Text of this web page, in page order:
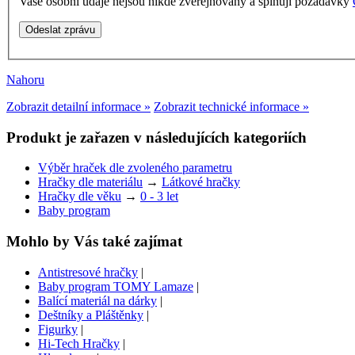
Nahoru
Zobrazit detailní informace » Zobrazit technické informace »
Produkt je zařazen v následujících kategoriích
Výběr hraček dle zvoleného parametru
Hračky dle materiálu → Látkové hračky
Hračky dle věku → 0 - 3 let
Baby program
Mohlo by Vás také zajímat
Antistresové hračky |
Baby program TOMY Lamaze |
Balící materiál na dárky |
Deštníky a Pláštěnky |
Figurky |
Hi-Tech Hračky |